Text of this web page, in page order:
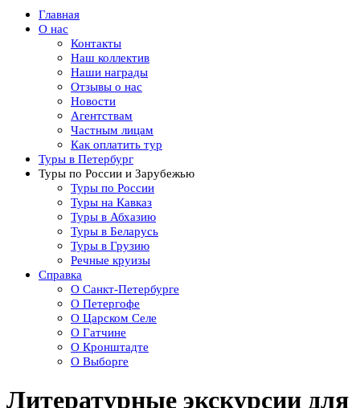
Главная
О нас
Контакты
Наш коллектив
Наши награды
Отзывы о нас
Новости
Агентствам
Частным лицам
Как оплатить тур
Туры в Петербург
Туры по России и Зарубежью
Туры по России
Туры на Кавказ
Туры в Абхазию
Туры в Беларусь
Туры в Грузию
Речные круизы
Справка
О Санкт-Петербурге
О Петергофе
О Царском Селе
О Гатчине
О Кронштадте
О Выборге
Литературные экскурсии для